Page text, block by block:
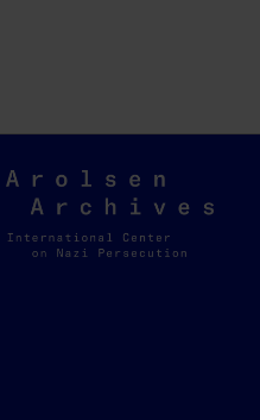
Arolsen
Archives